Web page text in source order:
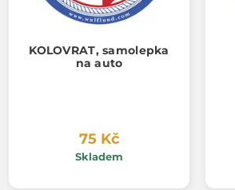
KOLOVRAT, samolepka
na auto
75 Kč
Skladem